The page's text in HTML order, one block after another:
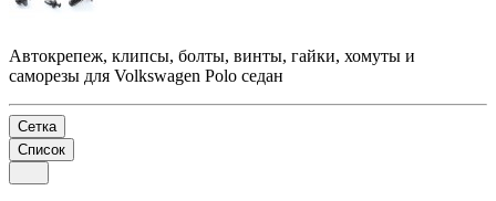
Автокрепеж, клипсы, болты, винты, гайки, хомуты и
саморезы для Volkswagen Polo седан
Сетка
Список